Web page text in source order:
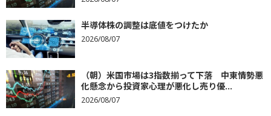
半導体株の調整は底値をつけたか
2026/08/07
（朝）米国市場は3指数揃って下落 中東情勢悪
化懸念から投資家心理が悪化し売り優...
2026/08/07